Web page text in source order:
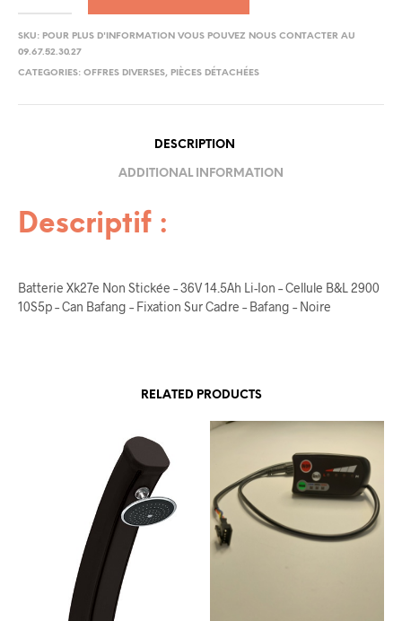
SKU: POUR PLUS D'INFORMATION VOUS POUVEZ NOUS CONTACTER AU
09.67.52.30.27
CATEGORIES: OFFRES DIVERSES, PIÈCES DÉTACHÉES
DESCRIPTION
ADDITIONAL INFORMATION
Descriptif :
Batterie Xk27e Non Stickée – 36V 14.5Ah Li-Ion – Cellule B&L 2900
10S5p – Can Bafang – Fixation Sur Cadre – Bafang – Noire
RELATED PRODUCTS